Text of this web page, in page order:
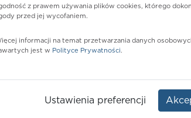
ochrony zdrowia
INHALATORY
z prawem używania plików cookies, którego
przed jej wycofaniem.
informacji na temat przetwarzania danych
jest w Polityce Prywatności.
Ustawienia preferencji